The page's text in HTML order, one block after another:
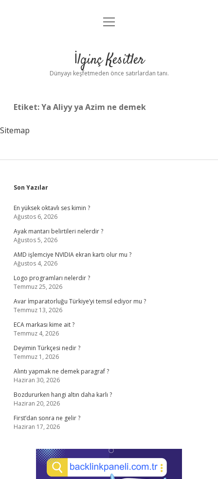
Anasayfa
Yasal Uyarı
menüyü
İlginç Kesitler
Dünyayı keşfetmeden önce satırlardan tanı.
Etiket:Ya Aliyy ya Azim ne demek
Sitemap
Sidebar
Son Yazılar
En yüksek oktavlı ses kimin ?
Ağustos 6, 2026
Ayak mantarı belirtileri nelerdir ?
Ağustos 5, 2026
AMD işlemciye NVIDIA ekran kartı olur mu ?
Ağustos 4, 2026
Logo programları nelerdir ?
Temmuz 25, 2026
Avar İmparatorluğu Türkiye’yi temsil ediyor mu ?
Temmuz 13, 2026
ECA markası kime ait ?
Temmuz 4, 2026
Deyimin Türkçesi nedir ?
Temmuz 1, 2026
Alıntı yapmak ne demek paragraf ?
Haziran 30, 2026
Bozdururken hangi altın daha karlı ?
Haziran 20, 2026
First’dan sonra ne gelir ?
Haziran 17, 2026